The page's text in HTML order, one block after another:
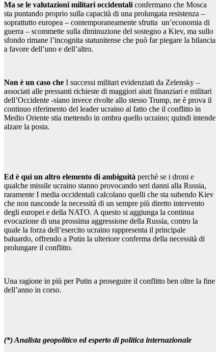
Ma se le valutazioni militari occidentaliconfermano che Mosca
sta puntando proprio sulla capacità di una prolungata resistenza –
soprattutto europea – contemporaneamente sfrutta un’economia di
guerra – scommette sulla diminuzione del sostegno a Kiev, ma sullo
sfondo rimane l’incognita statunitense che può far piegare la bilancia
a favore dell’uno e dell’altro.
Non è un caso che I successi militari evidenziati da Zelensky –
associati alle pressanti richieste di maggiori aiuti finanziari e militari
dell’Occidente -siano invece rivolte allo stesso Trump, ne è prova il
continuo riferimento del leader ucraino al fatto che il conflitto in
Medio Oriente stia mettendo in ombra quello ucraino; quindi intende
alzare la posta.
Ed è qui un altro elemento di ambiguità perchè se i droni e
qualche missile ucraino stanno provocando seri danni alla Russia,
raramente I media occidentali calcolano quelli che sta subendo Kiev
che non nasconde la necessità di un sempre più diretto intervento
degli europei e della NATO. A questo si aggiunga la continua
evocazione di una prossima aggressione della Russia, contro la
quale la forza dell’esercito ucraino rappresenta il principale
baluardo, offrendo a Putin la ulteriore conferma della necessità di
prolungare il conflitto.
Una ragione in più per Putin a proseguire il conflitto ben oltre la fine
dell’anno in corso.
(*) Analista geopolitico ed esperto di politica internazionale